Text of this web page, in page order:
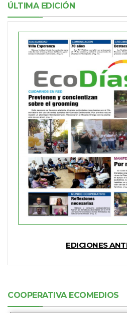
ÚLTIMA EDICIÓN
EDICIONES
COOPERATIVA ECOMEDIOS